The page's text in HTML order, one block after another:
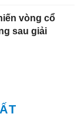
vòng cổ
sau giải